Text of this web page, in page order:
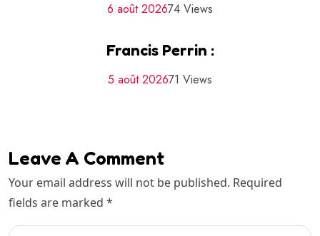
6 août 202674 Views
Francis Perrin :
5 août 202671 Views
Leave A Comment
Your email address will not be published. Required
fields are marked *